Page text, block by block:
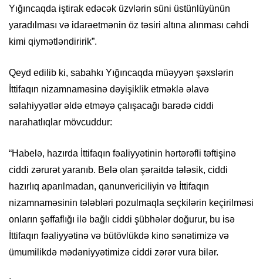
Yığıncaqda iştirak edəcək üzvlərin süni üstünlüyünün
yaradılması və idarəetmənin öz təsiri altına alınması cəhdi
kimi qiymətləndiririk”.
Qeyd edilib ki, sabahkı Yığıncaqda müəyyən şəxslərin
İttifaqın nizamnaməsinə dəyişiklik etməklə əlavə
səlahiyyətlər əldə etməyə çalışacağı barədə ciddi
narahatlıqlar mövcuddur:
“Habelə, hazırda İttifaqın fəaliyyətinin hərtərəfli təftişinə
ciddi zərurət yaranıb. Belə olan şəraitdə tələsik, ciddi
hazırlıq aparılmadan, qanunvericiliyin və İttifaqın
nizamnaməsinin tələbləri pozulmaqla seçkilərin keçirilməsi
onların şəffaflığı ilə bağlı ciddi şübhələr doğurur, bu isə
İttifaqın fəaliyyətinə və bütövlükdə kino sənətimizə və
ümumilikdə mədəniyyətimizə ciddi zərər vura bilər.